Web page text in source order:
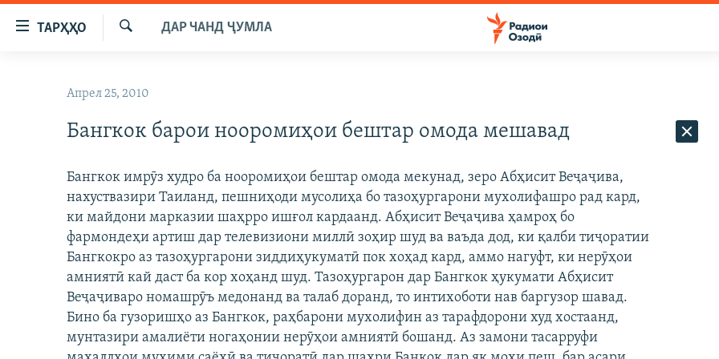
Пайвандҳои
дастрасӣ
ТАРҲҲО
ИҚТИСОД
ОСИЁИ МАРКАЗӢ
ФАРҲАНГ
МЕҲМОНИ ОЗОДӢ
ВАРЗИШ
ГАПИ ОЗОД
РӮЗГОРИ МУҲОҶИР
ҶАНГ ДАР УКРАИНА
НАЗАРИ МАРДУМ
БЛОГИСТОН
ОЗОДӢ ОНЛАЙН
ЧАНДРАСОНАӢ
НИГОРИСТОН
РӮЙХАТҲО
КИТОБҲОИ ОЗОДӢ
ДАР ЧАНД ҶУМЛА
Апрел 25, 2010
Бангкок барои нооромиҳои бештар омода мешавад
Бангкок имрӯз худро ба нооромиҳои бештар омода мекунад, зеро Абҳисит Веҷаҷива,
нахуствазири Таиланд, пешниҳоди мусолиҳа бо тазоҳургарони мухолифашро рад кард,
ки майдони марказии шаҳрро ишғол кардаанд. Абҳисит Веҷаҷива ҳамроҳ бо
фармондеҳи артиш дар телевизиони миллӣ зоҳир шуд ва ваъда дод, ки қалби тиҷоратии
Бангкокро аз тазоҳургарони зиддиҳукуматӣ пок хоҳад кард, аммо нагуфт, ки нерӯҳои
амниятӣ кай даст ба кор хоҳанд шуд. Тазоҳургарон дар Бангкок ҳукумати Абҳисит
Веҷаҷиваро номашрӯъ медонанд ва талаб доранд, то интихоботи нав баргузор шавад.
Бино ба гузоришҳо аз Бангкок, раҳбарони мухолифин аз тарафдорони худ хостаанд,
мунтазири амалиёти ногаҳонии нерӯҳои амниятӣ бошанд. Аз замони тасарруфи